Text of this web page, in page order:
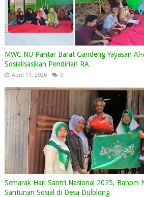
MWC NU Pantar Barat Gandeng Yayasan
Sosialisasikan Pendirian RA
April 11, 2026 0
Semarak Hari Santri Nasional 2025, Banom
Santunan Sosial di Desa Dulolong